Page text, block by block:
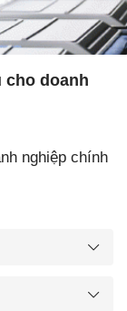
cho doanh
nghiệp chính